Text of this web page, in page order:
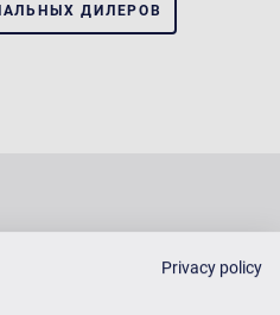
ДИЛЕРОВ
Privacy policy